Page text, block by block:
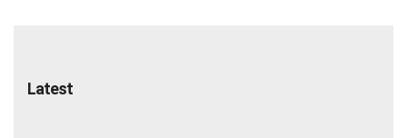
Latest